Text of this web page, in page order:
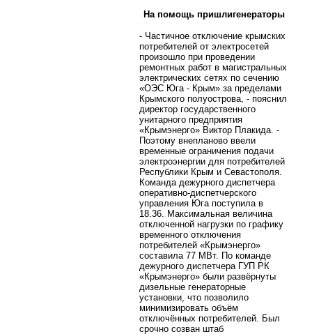
На помощь пришлигенераторы
- Частичное отключение крымских
потребителей от электросетей
произошло при проведении
ремонтных работ в магистральных
электрических сетях по сечению
«ОЭС Юга - Крым» за пределами
Крымского полуострова, - пояснил
директор государственного
унитарного предприятия
«Крымэнерго» Виктор Плакида. -
Поэтому внепланово ввели
временные ограничения подачи
электроэнергии для потребителей
Республики Крым и Севастополя.
Команда дежурного диспетчера
оперативно-диспетчерского
управления Юга поступила в
18.36. Максимальная величина
отключенной нагрузки по графику
временного отключения
потребителей «Крымэнерго»
составила 77 МВт. По команде
дежурного диспетчера ГУП РК
«Крымэнерго» были развёрнуты
дизельные генераторные
установки, что позволило
минимизировать объём
отключённых потребителей. Был
срочно созван штаб